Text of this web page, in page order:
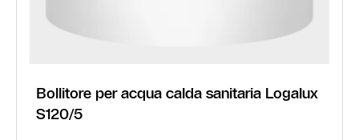
Bollitore per acqua calda sanitaria Logalux
S120/5